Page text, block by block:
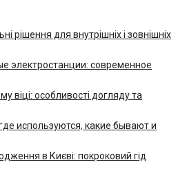
рішення для внутрішніх і зовнішніх
электростанции: современное
віці: особливості догляду та
используются, какие бывают и
в Києві: покроковий гід